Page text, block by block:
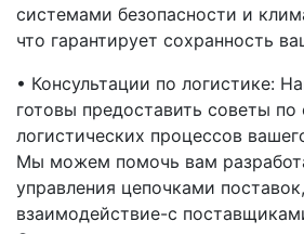
системами безопасности и
что гарантирует сохранность
• Консультации по логистике:
готовы предоставить советы
логистических процессов
Мы можем помочь вам
управления цепочками
взаимодействие-с